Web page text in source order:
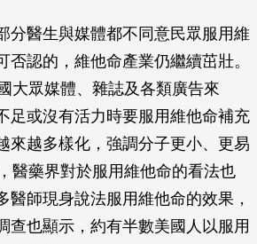
分醫生與媒體都不同意民眾服用維
否認的，維他命產業仍繼續茁壯。
大眾媒體、雜誌及各類廣告來
足或沒有活力時要服用維他命補充
來越多樣化，強調分子更小、更易
醫藥界對於服用維他命的看法也
醫師現身說法服用維他命的效果，
查也顯示，約有半數美國人以服用